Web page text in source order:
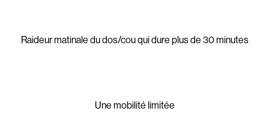
Raideur matinale du dos/cou qui dure plus de 30 minutes
Une mobilité limitée